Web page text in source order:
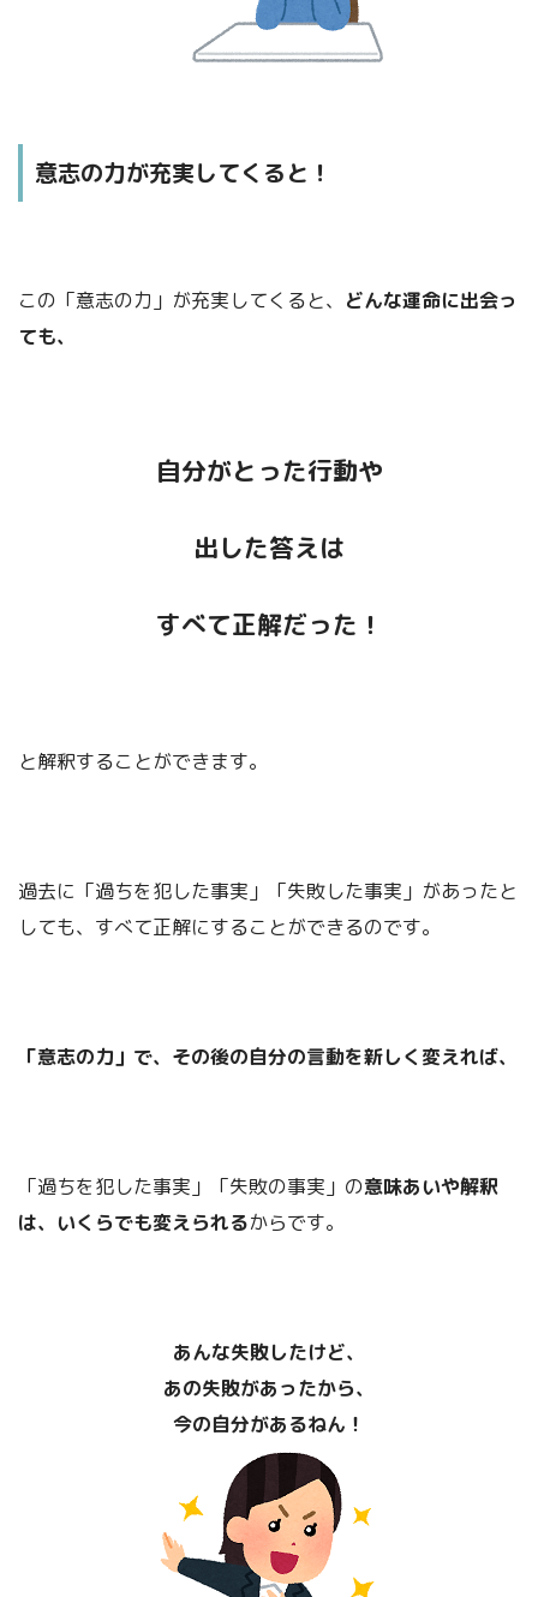
意志の力が充実してくると！
この「意志の力」が充実してくると、 どんな運命に出会っ
ても、
自分がとった行動や
出した答えは
すべて正解だった！
と解釈することができます。
過去に「過ちを犯した事実」「失敗した事実」があったと
しても、すべて正解にすることができるのです。
「意志の力」で、その後の自分の言動を新しく変えれば、
「過ちを犯した事実」「失敗の事実」の意味あいや解釈
は、いくらでも変えられるからです。
あんな失敗したけど、
あの失敗があったから、
今の自分があるねん！